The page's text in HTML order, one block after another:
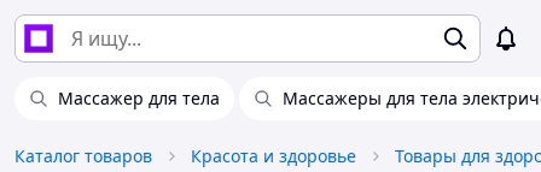
Массажер для тела Массажеры для тела
Каталог товаров Красота и здоровье Товары для